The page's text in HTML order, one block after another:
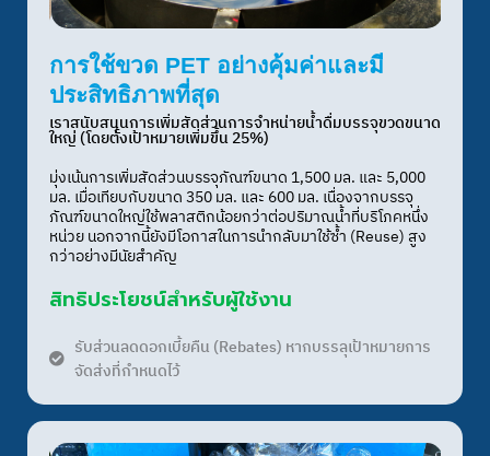
การใช้ขวด PET อย่างคุ้มค่าและมี
ประสิทธิภาพที่สุด
เราสนับสนุนการเพิ่มสัดส่วนการจำหน่ายน้ำดื่มบรรจุขวดขนาด
ใหญ่ (โดยตั้งเป้าหมายเพิ่มขึ้น 25%)
มุ่งเน้นการเพิ่มสัดส่วนบรรจุภัณฑ์ขนาด 1,500 มล. และ 5,000
มล. เมื่อเทียบกับขนาด 350 มล. และ 600 มล. เนื่องจากบรรจุ
ภัณฑ์ขนาดใหญ่ใช้พลาสติกน้อยกว่าต่อปริมาณน้ำที่บริโภคหนึ่ง
หน่วย นอกจากนี้ยังมีโอกาสในการนำกลับมาใช้ซ้ำ (Reuse) สูง
กว่าอย่างมีนัยสำคัญ
สิทธิประโยชน์สำหรับผู้ใช้งาน
รับส่วนลดดอกเบี้ยคืน (Rebates) หากบรรลุเป้าหมายการ
จัดส่งที่กำหนดไว้